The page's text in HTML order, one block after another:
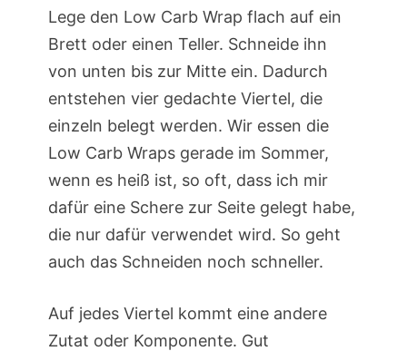
Lege den Low Carb Wrap flach auf ein
Brett oder einen Teller. Schneide ihn
von unten bis zur Mitte ein. Dadurch
entstehen vier gedachte Viertel, die
einzeln belegt werden. Wir essen die
Low Carb Wraps gerade im Sommer,
wenn es heiß ist, so oft, dass ich mir
dafür eine Schere zur Seite gelegt habe,
die nur dafür verwendet wird. So geht
auch das Schneiden noch schneller.
Auf jedes Viertel kommt eine andere
Zutat oder Komponente. Gut